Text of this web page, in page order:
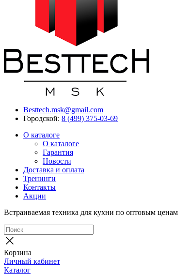
Besttech.msk@gmail.com
Городской: 8 (499) 375-03-69
О каталоге
О каталоге
Гарантия
Новости
Доставка и оплата
Тренинги
Контакты
Акции
Встраиваемая техника для кухни по оптовым ценам
Корзина
Личный кабинет
Каталог